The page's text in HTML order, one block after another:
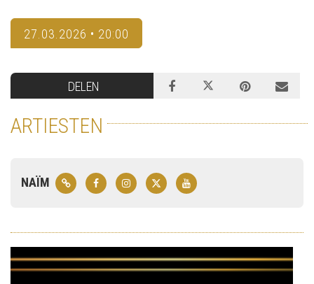
27.03.2026 • 20:00
DELEN
ARTIESTEN
NAÏM